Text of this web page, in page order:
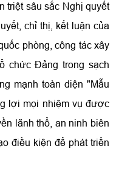
triệt sâu sắc Nghị quyết
chỉ thị, kết luận của
phòng, công tác xây
chức Đảng trong sạch
mạnh toàn diện "Mẫu
lợi mọi nhiệm vụ được
lãnh thổ, an ninh biên
điều kiện để phát triển